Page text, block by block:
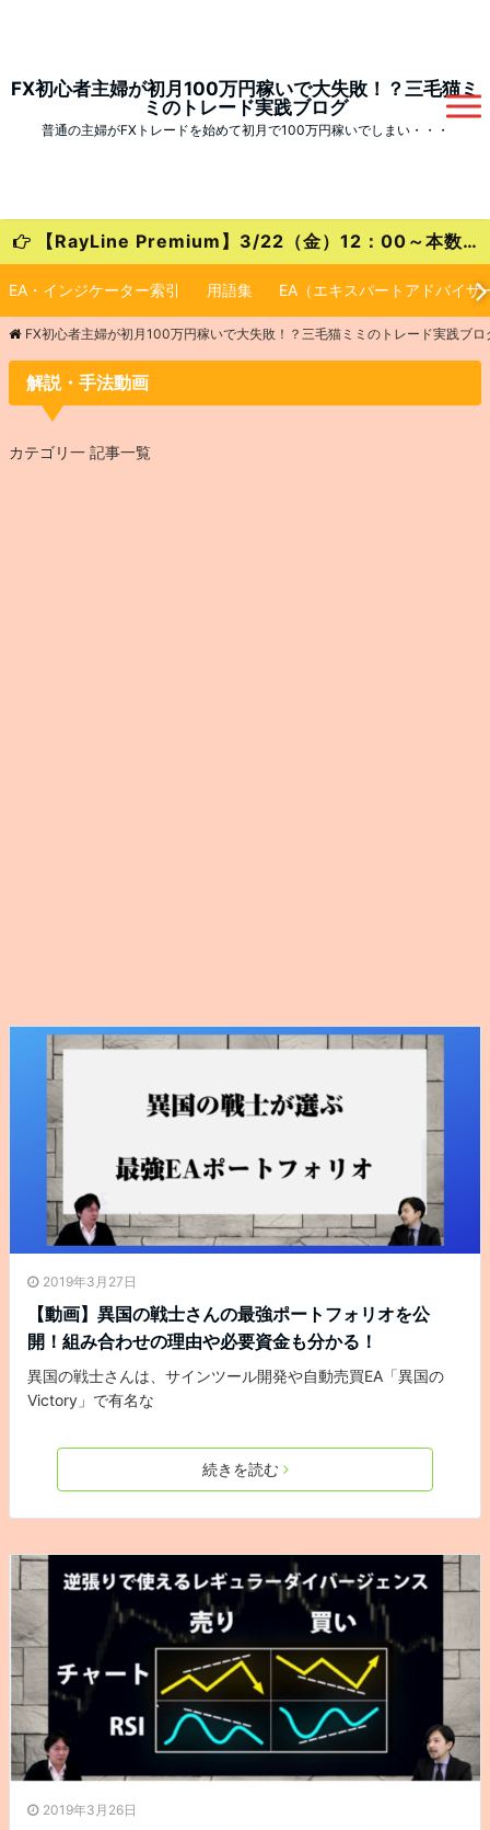
FX初心者主婦が初月100万円稼いで大失敗！？三毛猫ミ
ミのトレード実践ブログ
普通の主婦がFXトレードを始めて初月で100万円稼いでしまい・・・
【RayLine Premium】3/22（金）12：00～本数限定の大特価キャンペーンが始まります！
EA・インジケーター索引 用語集 EA（エキスパートアドバイザ
FX初心者主婦が初月100万円稼いで大失敗！？三毛猫ミミのトレード実践ブロ
解説・手法動画
カテゴリ一 記事一覧
2019年3月27日
【動画】異国の戦士さんの最強ポートフォリオを公
開！組み合わせの理由や必要資金も分かる！
異国の戦士さんは、サインツール開発や自動売買EA「異国の
Victory」で有名な
続きを読む
2019年3月26日